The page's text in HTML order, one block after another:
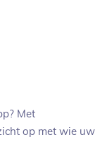
Met
op met wie uw